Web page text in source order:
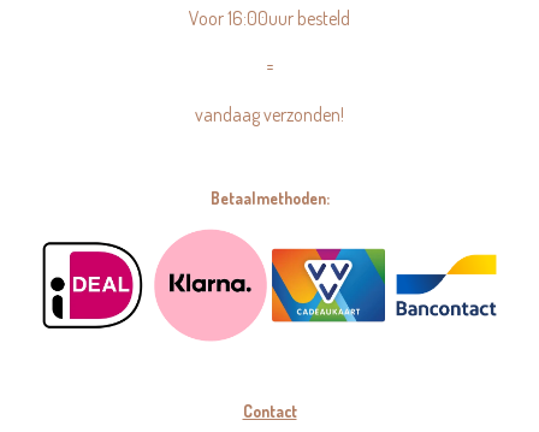
Voor 16:00uur besteld
=
vandaag verzonden!
Betaalmethoden:
Contact